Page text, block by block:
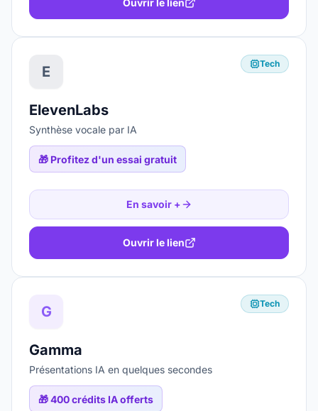
Ouvrir le lien
E Tech
ElevenLabs
Synthèse vocale par IA
🎁 Profitez d'un essai gratuit
En savoir +
Ouvrir le lien
G Tech
Gamma
Présentations IA en quelques secondes
🎁400 crédits IA offerts